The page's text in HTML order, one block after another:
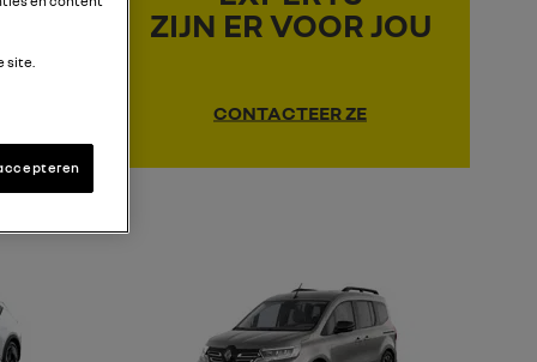
ZIJN ER VOOR JOU
CONTACTEER ZE
site.